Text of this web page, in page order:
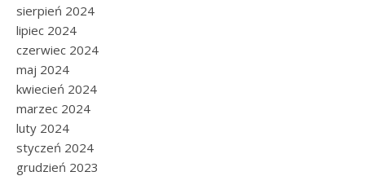
sierpień 2024
lipiec 2024
czerwiec 2024
maj 2024
kwiecień 2024
marzec 2024
luty 2024
styczeń 2024
grudzień 2023